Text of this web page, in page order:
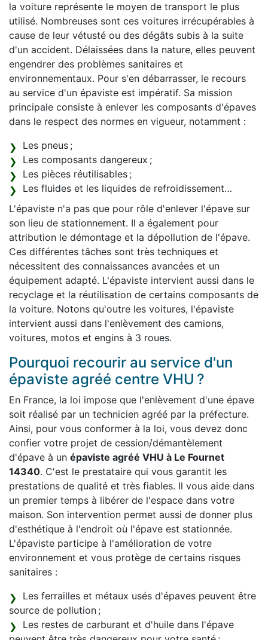
la voiture représente le moyen de transport le plus
utilisé. Nombreuses sont ces voitures irrécupérables à
cause de leur vétusté ou des dégâts subis à la suite
d'un accident. Délaissées dans la nature, elles peuvent
engendrer des problèmes sanitaires et
environnementaux. Pour s'en débarrasser, le recours
au service d'un épaviste est impératif. Sa mission
principale consiste à enlever les composants d'épaves
dans le respect des normes en vigueur, notamment :
Les pneus ;
Les composants dangereux ;
Les pièces réutilisables ;
Les fluides et les liquides de refroidissement…
L'épaviste n'a pas que pour rôle d'enlever l'épave sur
son lieu de stationnement. Il a également pour
attribution le démontage et la dépollution de l'épave.
Ces différentes tâches sont très techniques et
nécessitent des connaissances avancées et un
équipement adapté. L'épaviste intervient aussi dans le
recyclage et la réutilisation de certains composants de
la voiture. Notons qu'outre les voitures, l'épaviste
intervient aussi dans l'enlèvement des camions,
voitures, motos et engins à 3 roues.
Pourquoi recourir au service d'un
épaviste agréé centre VHU ?
En France, la loi impose que l'enlèvement d'une épave
soit réalisé par un technicien agréé par la préfecture.
Ainsi, pour vous conformer à la loi, vous devez donc
confier votre projet de cession/démantèlement
d'épave à un épaviste agréé VHU à Le Fournet
14340. C'est le prestataire qui vous garantit les
prestations de qualité et très fiables. Il vous aide dans
un premier temps à libérer de l'espace dans votre
maison. Son intervention permet aussi de donner plus
d'esthétique à l'endroit où l'épave est stationnée.
L'épaviste participe à l'amélioration de votre
environnement et vous protège de certains risques
sanitaires :
Les ferrailles et métaux usés d'épaves peuvent être
source de pollution ;
Les restes de carburant et d'huile dans l'épave